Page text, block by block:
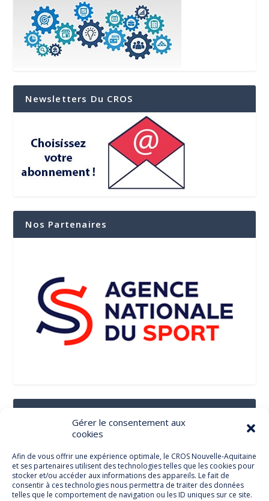
Gérer le consentement aux
cookies
Afin de vous offrir une expérience optimale, le CROS Nouvelle-Aquitaine
et ses partenaires utilisent des technologies telles que les cookies pour
stocker et/ou accéder aux informations des appareils. Le fait de
consentir à ces technologies nous permettra de traiter des données
telles que le comportement de navigation ou les ID uniques sur ce site.
Newsletters Du CROS
Nos Partenaires
Suivez-Nous Sur Les Réseaux Sociaux
Facebook